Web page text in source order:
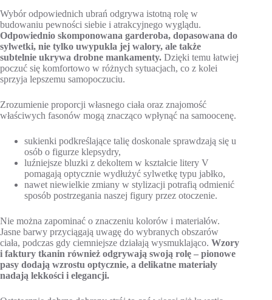
Wybór odpowiednich ubrań odgrywa istotną rolę w
budowaniu pewności siebie i atrakcyjnego wyglądu.
Odpowiednio skomponowana garderoba, dopasowana do
sylwetki, nie tylko uwypukla jej walory, ale także
subtelnie ukrywa drobne mankamenty. Dzięki temu łatwiej
poczuć się komfortowo w różnych sytuacjach, co z kolei
sprzyja lepszemu samopoczuciu.
Zrozumienie proporcji własnego ciała oraz znajomość
właściwych fasonów mogą znacząco wpłynąć na samoocenę.
sukienki podkreślające talię doskonale sprawdzają się u
osób o figurze klepsydry,
luźniejsze bluzki z dekoltem w kształcie litery V
pomagają optycznie wydłużyć sylwetkę typu jabłko,
nawet niewielkie zmiany w stylizacji potrafią odmienić
sposób postrzegania naszej figury przez otoczenie.
Nie można zapominać o znaczeniu kolorów i materiałów.
Jasne barwy przyciągają uwagę do wybranych obszarów
ciała, podczas gdy ciemniejsze działają wysmuklająco. Wzory
i faktury tkanin również odgrywają swoją rolę – pionowe
pasy dodają wzrostu optycznie, a delikatne materiały
nadają lekkości i elegancji.